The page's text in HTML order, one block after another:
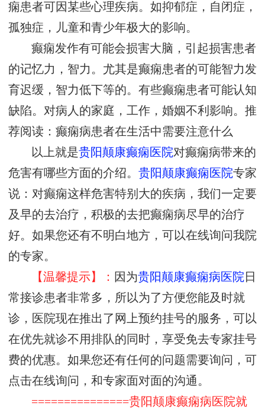
痫患者可因某些心理疾病。如抑郁症，自闭症，
孤独症，儿童和青少年极大的影响。
癫痫发作有可能会损害大脑，引起损害患者
的记忆力，智力。尤其是癫痫患者的可能智力发
育迟缓，智力低下等的。有些癫痫患者可能认知
缺陷。对病人的家庭，工作，婚姻不利影响。推
荐阅读：癫痫病患者在生活中需要注意什么
以上就是贵阳颠康癫痫医院对癫痫病带来的
危害有哪些方面的介绍。 贵阳颠康癫痫医院专家
说：对癫痫这样危害特别大的疾病，我们一定要
及早的去治疗，积极的去把癫痫病尽早的治疗
好。如果您还有不明白地方，可以在线询问我院
的专家。
【温馨提示】： 因为贵阳颠康癫痫病医院日
常接诊患者非常多，所以为了方便您能及时就
诊，医院现在推出了网上预约挂号的服务，可以
在优先就诊不用排队的同时，享受免去专家挂号
费的优惠。如果您还有任何的问题需要询问，可
点击在线询问，和专家面对面的沟通。
===============贵阳颠康癫痫病医院就